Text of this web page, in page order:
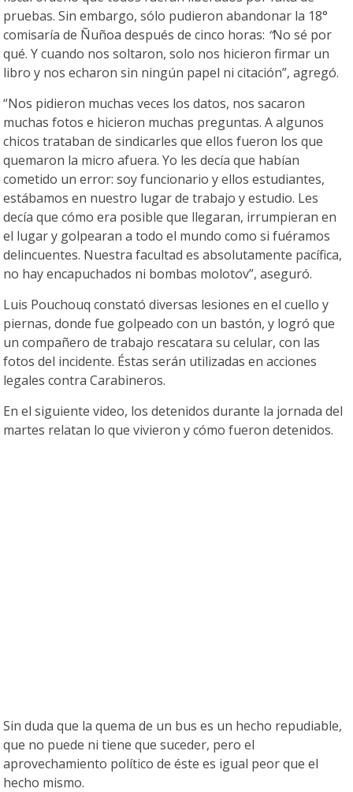
pruebas. Sin embargo, sólo pudieron abandonar la 18°
comisaría de Ñuñoa después de cinco horas: “No sé por
qué. Y cuando nos soltaron, solo nos hicieron firmar un
libro y nos echaron sin ningún papel ni citación”, agregó.
“Nos pidieron muchas veces los datos, nos sacaron
muchas fotos e hicieron muchas preguntas. A algunos
chicos trataban de sindicarles que ellos fueron los que
quemaron la micro afuera. Yo les decía que habían
cometido un error: soy funcionario y ellos estudiantes,
estábamos en nuestro lugar de trabajo y estudio. Les
decía que cómo era posible que llegaran, irrumpieran en
el lugar y golpearan a todo el mundo como si fuéramos
delincuentes. Nuestra facultad es absolutamente pacífica,
no hay encapuchados ni bombas molotov”, aseguró.
Luis Pouchouq constató diversas lesiones en el cuello y
piernas, donde fue golpeado con un bastón, y logró que
un compañero de trabajo rescatara su celular, con las
fotos del incidente. Éstas serán utilizadas en acciones
legales contra Carabineros.
En el siguiente video, los detenidos durante la jornada del
martes relatan lo que vivieron y cómo fueron detenidos.
Sin duda que la quema de un bus es un hecho repudiable,
que no puede ni tiene que suceder, pero el
aprovechamiento político de éste es igual peor que el
hecho mismo.